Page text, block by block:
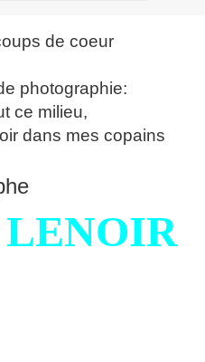
de coeur
photographie:
ce milieu,
dans mes copains